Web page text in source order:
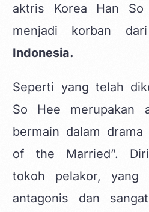
aktris Korea Han
menjadi korban
Indonesia.
Seperti yang telah
So Hee merupakan
bermain dalam drama
of the Married”.
tokoh pelakor, yang
antagonis dan